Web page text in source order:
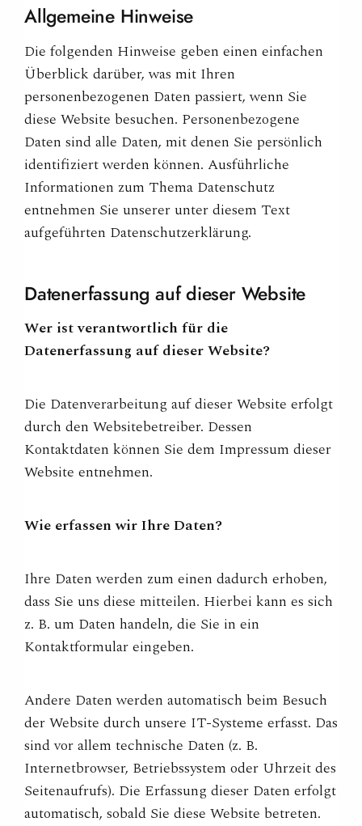
Allgemeine Hinweise
Die folgenden Hinweise geben einen einfachen
Überblick darüber, was mit Ihren
personenbezogenen Daten passiert, wenn Sie
diese Website besuchen. Personenbezogene
Daten sind alle Daten, mit denen Sie persönlich
identifiziert werden können. Ausführliche
Informationen zum Thema Datenschutz
entnehmen Sie unserer unter diesem Text
aufgeführten Datenschutzerklärung.
Datenerfassung auf dieser Website
Wer ist verantwortlich für die
Datenerfassung auf dieser Website?
Die Datenverarbeitung auf dieser Website erfolgt
durch den Websitebetreiber. Dessen
Kontaktdaten können Sie dem Impressum dieser
Website entnehmen.
Wie erfassen wir Ihre Daten?
Ihre Daten werden zum einen dadurch erhoben,
dass Sie uns diese mitteilen. Hierbei kann es sich
z. B. um Daten handeln, die Sie in ein
Kontaktformular eingeben.
Andere Daten werden automatisch beim Besuch
der Website durch unsere IT-Systeme erfasst. Das
sind vor allem technische Daten (z. B.
Internetbrowser, Betriebssystem oder Uhrzeit des
Seitenaufrufs). Die Erfassung dieser Daten erfolgt
automatisch, sobald Sie diese Website betreten.